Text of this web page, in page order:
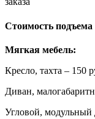
Стоимость подъема
Мягкая мебель:
Кресло, тахта – 150
Диван,
Угловой, модульный